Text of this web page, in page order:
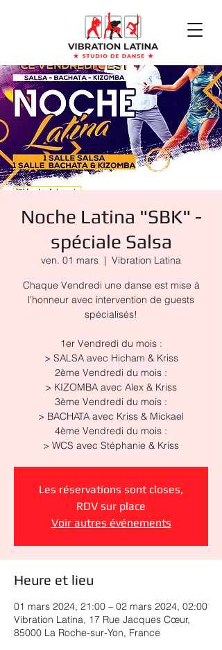
Noche Latina "SBK" -
spéciale Salsa
ven. 01 mars
  |
Vibration Latina
Chaque Vendredi une danse est mise à
l'honneur avec intervention de guests
spécialisés!
1er Vendredi du mois :
> SALSA avec Hicham & Kriss
2ème Vendredi du mois :
> KIZOMBA avec Alex & Kriss
3ème Vendredi du mois :
> BACHATA avec Kriss & Mickael
4ème Vendredi du mois :
> WCS avec Stéphanie & Kriss
Les réservations sont closes,
RDV sur place
Voir autres événements
Heure et lieu
01 mars 2024, 21:00 – 02 mars 2024, 02:00
Vibration Latina, 17 Rue Jacques Cœur,
85000 La Roche-sur-Yon, France